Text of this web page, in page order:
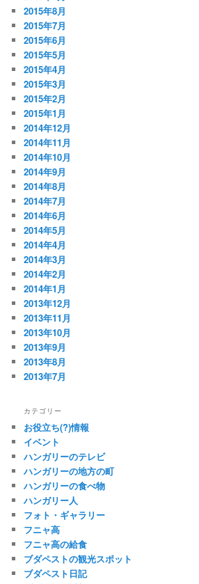
2015年8月
2015年7月
2015年6月
2015年5月
2015年4月
2015年3月
2015年2月
2015年1月
2014年12月
2014年11月
2014年10月
2014年9月
2014年8月
2014年7月
2014年6月
2014年5月
2014年4月
2014年3月
2014年2月
2014年1月
2013年12月
2013年11月
2013年10月
2013年9月
2013年8月
2013年7月
カテゴリー
お役立ち(?)情報
イベント
ハンガリーのテレビ
ハンガリーの地方の町
ハンガリーの食べ物
ハンガリー人
フォト・ギャラリー
フニャ高
フニャ高の給食
ブダペストの観光スポット
ブダペスト日記